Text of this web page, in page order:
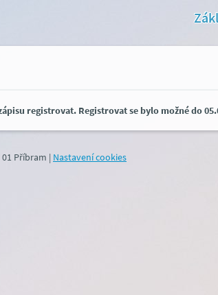
registrovat. Registrovat se bylo možné do
01 Příbram | Nastavení cookies